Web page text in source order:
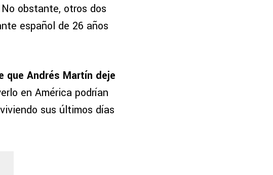
No obstante, otros dos
español de 26 años
que Andrés Martín deje
en América podrían
sus últimos días